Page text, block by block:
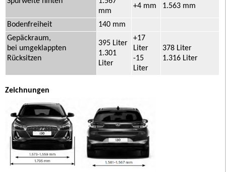
mm
+4 mm 1.563 mm
Bodenfreiheit
140 mm
Gepäckraum,
bei umgeklappten
Rücksitzen
395 Liter
1.301
Liter
+17
Liter
-15
Liter
378 Liter
1.316 Liter
Zeichnungen